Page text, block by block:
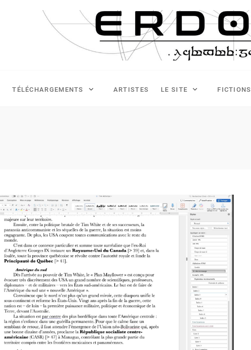
TÉLÉCHARGEMENTS ARTISTES LE SITE FICTIONS